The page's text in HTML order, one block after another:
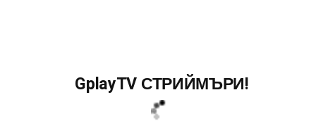
GplayTV СТРИЙМЪРИ!